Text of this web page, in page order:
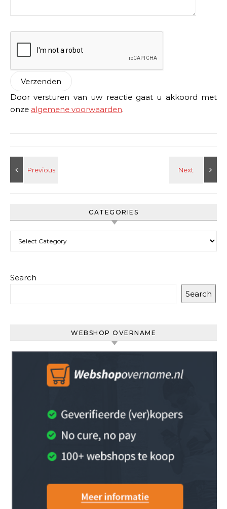
Door versturen van uw reactie gaat u akkoord met
onze algemene voorwaarden.
CATEGORIES
Search
Search
WEBSHOP OVERNAME